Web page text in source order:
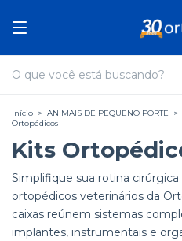
Início > ANIMAIS DE PEQUENO PORTE >
Ortopédicos
Kits
Simplifique sua rotina
ortopédicos veterinários da
caixas reúnem sistemas
implantes, instrumentais e